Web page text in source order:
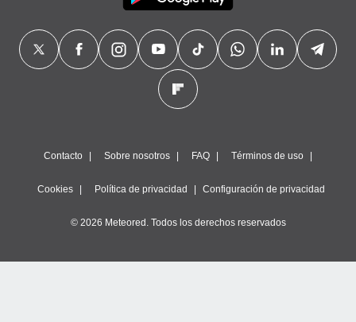
Contacto Sobre nosotros FAQ Términos de uso
Cookies Política de privacidad Configuración de privacidad
© 2026 Meteored. Todos los derechos reservados